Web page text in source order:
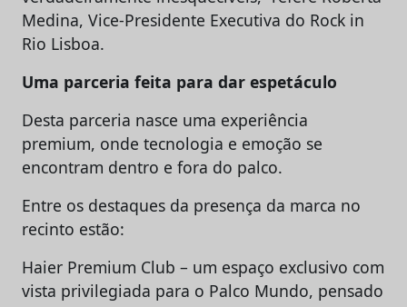
Medina, Vice-Presidente Executiva do Rock in
Rio Lisboa.
Uma parceria feita para dar espetáculo
Desta parceria nasce uma experiência
premium, onde tecnologia e emoção se
encontram dentro e fora do palco.
Entre os destaques da presença da marca no
recinto estão:
Haier Premium Club – um espaço exclusivo com
vista privilegiada para o Palco Mundo, pensado